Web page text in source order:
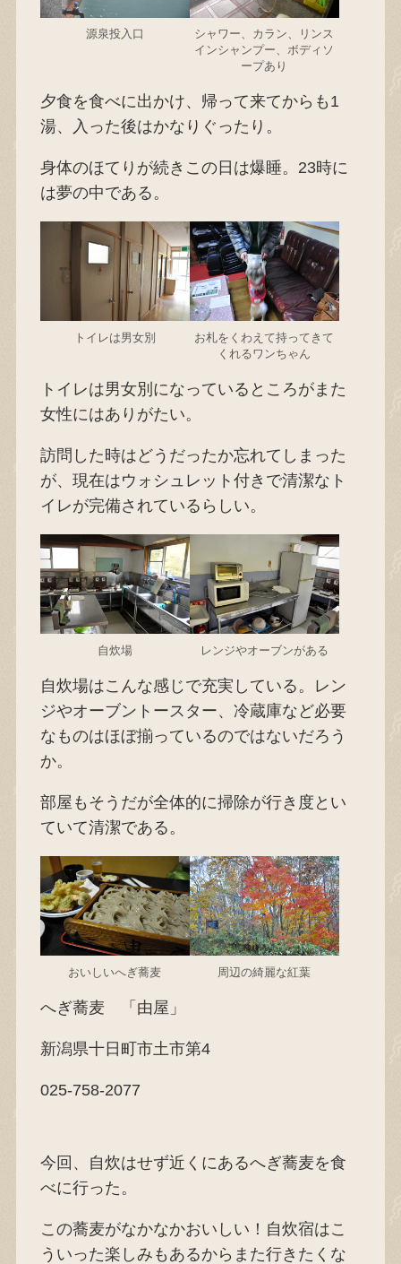
源泉投入口
シャワー、カラン、リンス
インシャンプー、ボディソ
ープあり
夕食を食べに出かけ、帰って来てからも1
湯、入った後はかなりぐったり。
身体のほてりが続きこの日は爆睡。23時に
は夢の中である。
トイレは男女別
お札をくわえて持ってきて
くれるワンちゃん
トイレは男女別になっているところがまた
女性にはありがたい。
訪問した時はどうだったか忘れてしまった
が、現在はウォシュレット付きで清潔なト
イレが完備されているらしい。
自炊場 レンジやオーブンがある
自炊場はこんな感じで充実している。レン
ジやオーブントースター、冷蔵庫など必要
なものはほぼ揃っているのではないだろう
か。
部屋もそうだが全体的に掃除が行き度とい
ていて清潔である。
おいしいへぎ蕎麦 周辺の綺麗な紅葉
へぎ蕎麦 「由屋」
新潟県十日町市土市第4
025-758-2077
今回、自炊はせず近くにあるへぎ蕎麦を食
べに行った。
この蕎麦がなかなかおいしい！自炊宿はこ
ういった楽しみもあるからまた行きたくな